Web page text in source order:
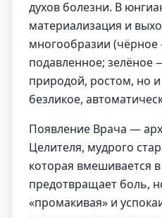
духов болезни. В
материализация и
многообразии (чёрное
подавленное; зелёное
природой, ростом, но
безликое,
Появление Врача —
Целителя, мудрого
которая вмешивается
предотвращает боль,
«промакивая» и